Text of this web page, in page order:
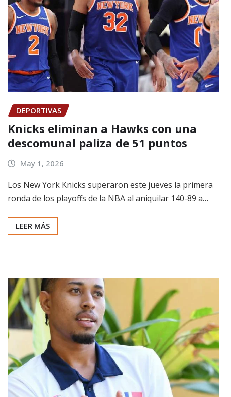
DEPORTIVAS
Knicks eliminan a Hawks con una
descomunal paliza de 51 puntos
May 1, 2026
Los New York Knicks superaron este jueves la primera
ronda de los playoffs de la NBA al aniquilar 140-89 a…
LEER MÁS